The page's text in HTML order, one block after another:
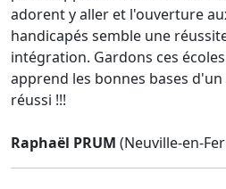
adorent y aller et l'ouverture
handicapés semble une
intégration. Gardons ces
apprend les bonnes bases
réussi !!!
Raphaël PRUM (Neuville-en-